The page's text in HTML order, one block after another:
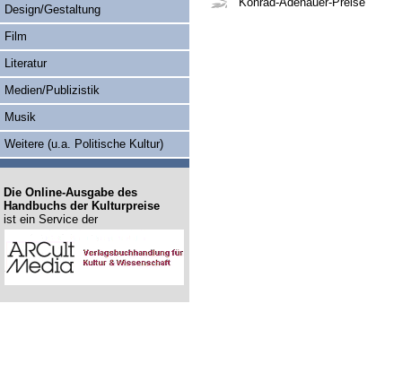
Design/Gestaltung
Film
Literatur
Medien/Publizistik
Musik
Weitere (u.a. Politische Kultur)
Die Online-Ausgabe des
Handbuchs der Kulturpreise
ist ein Service der